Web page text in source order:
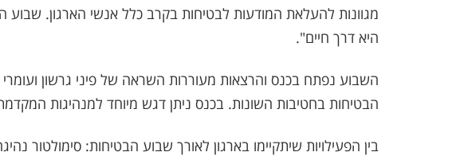
מגוונות להעלאת המודעות לבטיחות בקרב כלל אנשי הארגון.
היא דרך חיים".
השבוע נפתח בכנס והרצאות מעוררות השראה של פיני גרשון
הבטיחות בחטיבות השונות. בכנס ניתן דגש מיוחד למנהיגות
בין הפעילויות שיתקיימו בארגון לאורך שבוע הבטיחות: סימולטור